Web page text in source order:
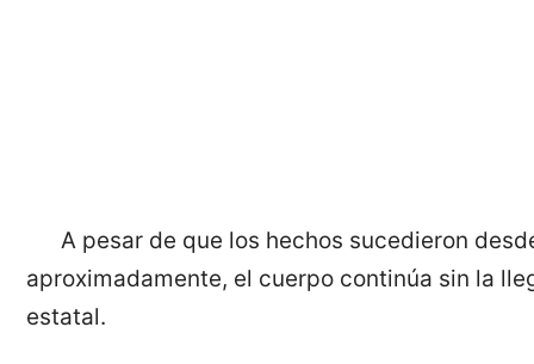
A pesar de que los hechos sucedieron
aproximadamente, el cuerpo continúa sin la
estatal.